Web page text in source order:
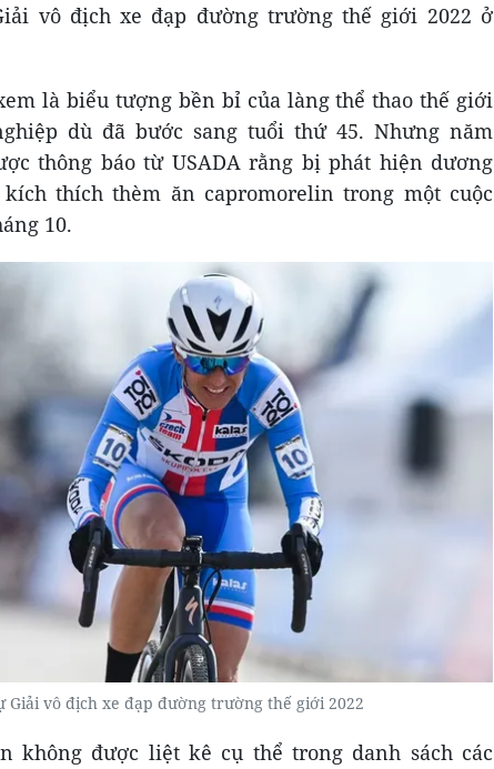
vô địch xe đạp đường trường thế giới 2022 ở
là biểu tượng bền bỉ của làng thể thao thế giới
dù đã bước sang tuổi thứ 45. Nhưng năm
thông báo từ USADA rằng bị phát hiện dương
thích thèm ăn capromorelin trong một cuộc
10.
Giải vô địch xe đạp đường trường thế giới 2022
không được liệt kê cụ thể trong danh sách các